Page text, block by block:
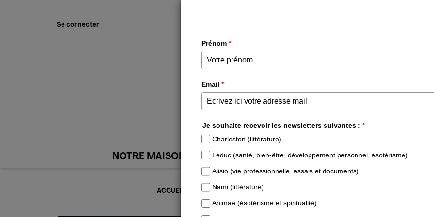
Se connecter
DÉVELOPPEMENT PERSONNEL &
ESSAIS &
NOTRE MAISON NOS LIVRES NOS AUTEURS NOS
ACCUEIL DÉVELOPPEMENT PERSONNEL & PROFESSIONNEL